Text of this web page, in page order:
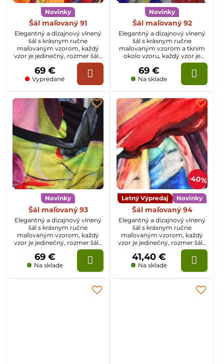
Novinky
Šál maľovaný 91
Elegantný a dizajnový vlnený
šál s krásnym ručne
maľovaným vzorom, každý
vzor je jedinečný, rozmer šálu
je 70x200cm
Vypredané
69 €
Novinky
Šál maľovaný 92
Elegantný a dizajnový vlnený
šál s krásnym ručne
maľovaným vzorom a tkním
okolo vzoru, každý vzor je
jedinečný, rozmer šálu je
70x200cm
Na sklade
69 €
Novinky
Šál maľovaný 93
Elegantný a dizajnový vlnený
šál s krásnym ručne
maľovaným vzorom, každý
vzor je jedinečný, rozmer šálu
je 70x200cm
Na sklade
69 €
40%
Letný Výpredaj Novinky
Šál maľovaný 94
Elegantný a dizajnový vlnený
šál s krásnym ručne
maľovaným vzorom, každý
vzor je jedinečný, rozmer šálu
je 70x200cm
Na sklade
41,40 €